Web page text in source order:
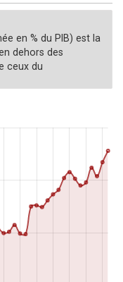
en % du PIB) est la
dehors des
ceux du
d'épargne et en
et des
que les certificats